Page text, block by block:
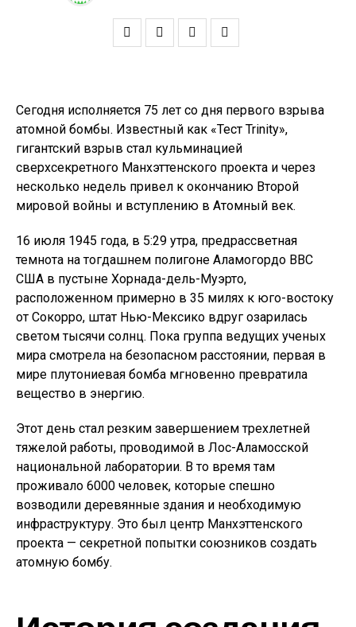
Сегодня исполняется 75 лет со дня первого взрыва
атомной бомбы. Известный как «Тест Trinity»,
гигантский взрыв стал кульминацией
сверхсекретного Манхэттенского проекта и через
несколько недель привел к окончанию Второй
мировой войны и вступлению в Атомный век.
16 июля 1945 года, в 5:29 утра, предрассветная
темнота на тогдашнем полигоне Аламогордо ВВС
США в пустыне Хорнада-дель-Муэрто,
расположенном примерно в 35 милях к юго-востоку
от Сокорро, штат Нью-Мексико вдруг озарилась
светом тысячи солнц. Пока группа ведущих ученых
мира смотрела на безопасном расстоянии, первая в
мире плутониевая бомба мгновенно превратила
вещество в энергию.
Этот день стал резким завершением трехлетней
тяжелой работы, проводимой в Лос-Аламосской
национальной лаборатории. В то время там
проживало 6000 человек, которые спешно
возводили деревянные здания и необходимую
инфраструктуру. Это был центр Манхэттенского
проекта — секретной попытки союзников создать
атомную бомбу.